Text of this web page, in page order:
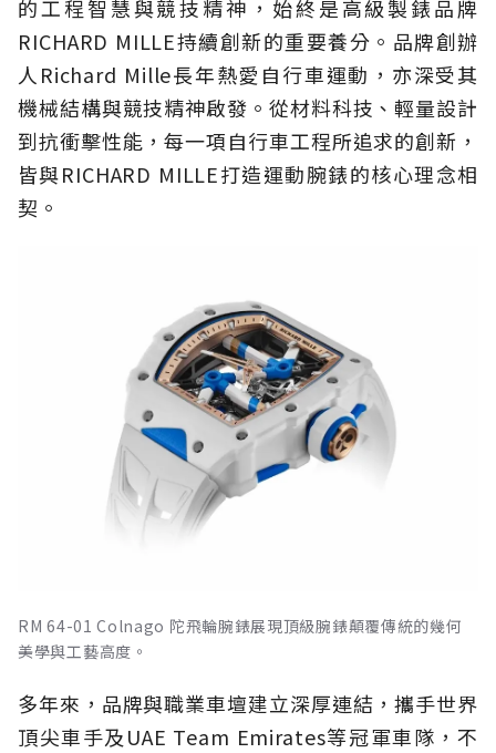
的工程智慧與競技精神，始終是高級製錶品牌
RICHARD MILLE持續創新的重要養分。品牌創辦
人Richard Mille長年熱愛自行車運動，亦深受其
機械結構與競技精神啟發。從材料科技、輕量設計
到抗衝擊性能，每一項自行車工程所追求的創新，
皆與RICHARD MILLE打造運動腕錶的核心理念相
契。
RM 64-01 Colnago 陀飛輪腕錶展現頂級腕錶顛覆傳統的幾何
美學與工藝高度。
多年來，品牌與職業車壇建立深厚連結，攜手世界
頂尖車手及UAE Team Emirates等冠軍車隊，不